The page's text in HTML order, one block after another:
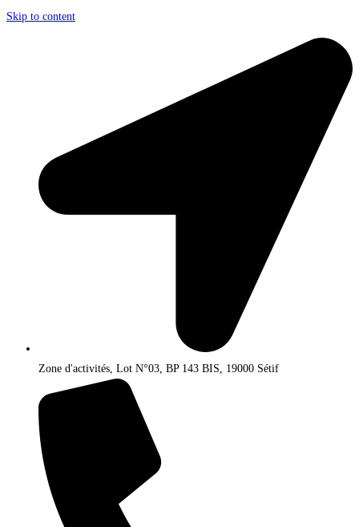
Skip to content
Zone d'activités, Lot N°03, BP 143 BIS, 19000 Sétif